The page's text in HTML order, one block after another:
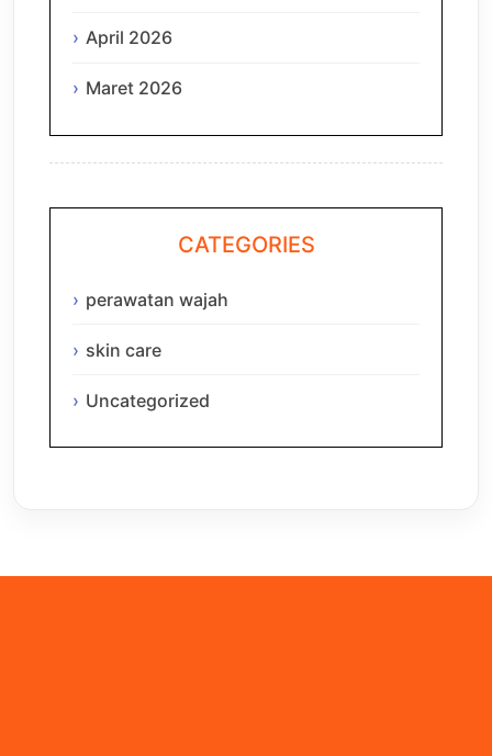
April 2026
Maret 2026
CATEGORIES
perawatan wajah
skin care
Uncategorized